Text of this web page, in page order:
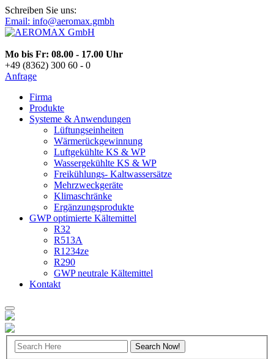
Schreiben Sie uns:
Email: info@aeromax.gmbh
Mo bis Fr: 08.00 - 17.00 Uhr
+49 (8362) 300 60 - 0
Anfrage
Firma
Produkte
Systeme & Anwendungen
Lüftungseinheiten
Wärmerückgewinnung
Luftgekühlte KS & WP
Wassergekühlte KS & WP
Freikühlungs- Kaltwassersätze
Mehrzweckgeräte
Klimaschränke
Ergänzungsprodukte
GWP optimierte Kältemittel
R32
R513A
R1234ze
R290
GWP neutrale Kältemittel
Kontakt